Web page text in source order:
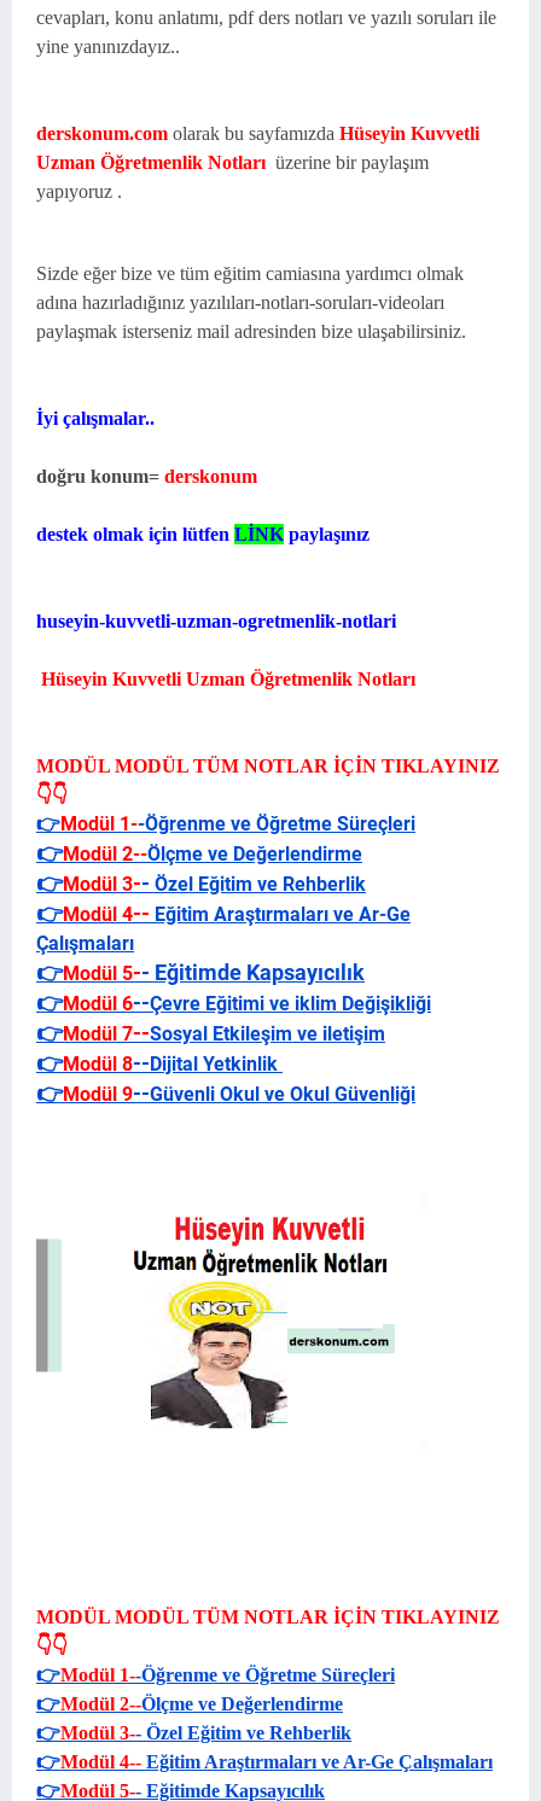
cevapları, konu anlatımı, pdf ders notları ve yazılı soruları ile
yine yanınızdayız..
derskonum.com olarak bu sayfamızda Hüseyin Kuvvetli
Uzman Öğretmenlik Notları üzerine bir paylaşım
yapıyoruz .
Sizde eğer bize ve tüm eğitim camiasına yardımcı olmak
adına hazırladığınız yazılıları-notları-soruları-videoları
paylaşmak isterseniz mail adresinden bize ulaşabilirsiniz.
İyi çalışmalar..
doğru konum= derskonum
destek olmak için lütfen LİNK paylaşınız
huseyin-kuvvetli-uzman-ogretmenlik-notlari
Hüseyin Kuvvetli Uzman Öğretmenlik Notları
MODÜL MODÜL TÜM NOTLAR İÇİN TIKLAYINIZ
👇👇
👉Modül 1--Öğrenme ve Öğretme Süreçleri
👉Modül 2--Ölçme ve Değerlendirme
👉Modül 3-- Özel Eğitim ve Rehberlik
👉Modül 4-- Eğitim Araştırmaları ve Ar-Ge
Çalışmaları
👉Modül 5-- Eğitimde Kapsayıcılık
👉Modül 6--Çevre Eğitimi ve iklim Değişikliği
👉Modül 7--Sosyal Etkileşim ve iletişim
👉Modül 8--Dijital Yetkinlik
👉Modül 9--Güvenli Okul ve Okul Güvenliği
MODÜL MODÜL TÜM NOTLAR İÇİN TIKLAYINIZ
👇👇
👉Modül 1--Öğrenme ve Öğretme Süreçleri
👉Modül 2--Ölçme ve Değerlendirme
👉Modül 3-- Özel Eğitim ve Rehberlik
👉Modül 4-- Eğitim Araştırmaları ve Ar-Ge Çalışmaları
👉Modül 5-- Eğitimde Kapsayıcılık